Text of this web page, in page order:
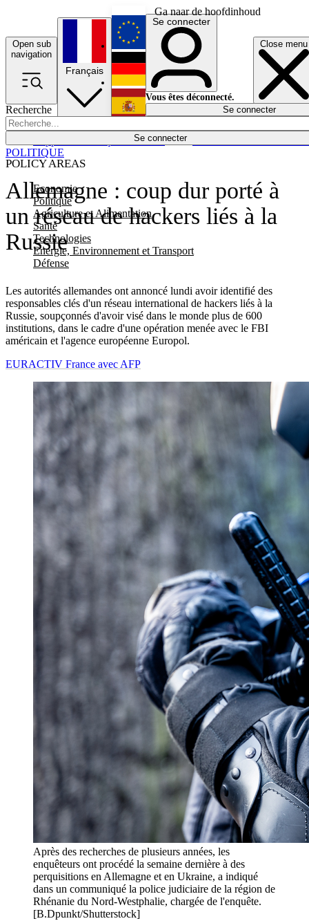
Ga naar de hoofdinhoud
Open sub
navigation
Close menu
Recherche
Se connecter
POLICY AREAS
Economie
Politique
Agriculture et Alimentation
Santé
Technologies
Energie, Environnement et Transport
Défense
Économie
Français
English
Deutsch
Español
Se connecter
Vous êtes déconnecté.
Se connecter
Allemagne : coup dur porté à
un réseau de hackers liés à la
Russie
Les autorités allemandes ont annoncé lundi avoir identifié des
responsables clés d'un réseau international de hackers liés à la
Russie, soupçonnés d'avoir visé dans le monde plus de 600
institutions, dans le cadre d'une opération menée avec le FBI
américain et l'agence européenne Europol.
POLITIQUE
EURACTIV France avec AFP
Après des recherches de plusieurs années, les
enquêteurs ont procédé la semaine dernière à des
perquisitions en Allemagne et en Ukraine, a indiqué
dans un communiqué la police judiciaire de la région de
Rhénanie du Nord-Westphalie, chargée de l'enquête.
[B.Dpunkt/Shutterstock]